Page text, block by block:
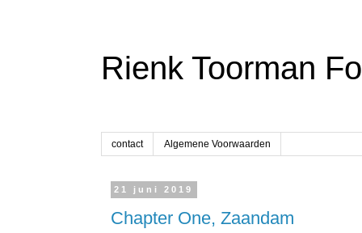
Rienk Toorman
contact Algemene Voorwaarden
21 juni 2019
Chapter One, Zaandam